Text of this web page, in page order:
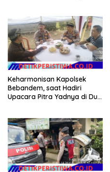
Keharmonisan Kapolsek
Bebandem, saat Hadiri
Upacara Pitra Yadnya di Dua